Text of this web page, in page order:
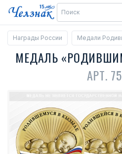
Награды России Медали
МЕДАЛЬ
АРТ.